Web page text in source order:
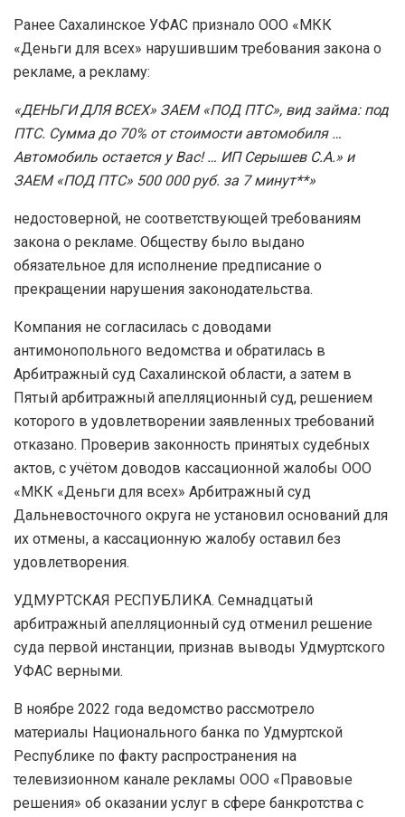
Ранее Сахалинское УФАС признало ООО «МКК
«Деньги для всех» нарушившим требования закона о
рекламе, а рекламу:
«ДЕНЬГИ ДЛЯ ВСЕХ» ЗАЕМ «ПОД ПТС», вид займа: под
ПТС. Сумма до 70% от стоимости автомобиля …
Автомобиль остается у Вас! … ИП Серышев С.А.» и
ЗАЕМ «ПОД ПТС» 500 000 руб. за 7 минут**»
недостоверной, не соответствующей требованиям
закона о рекламе. Обществу было выдано
обязательное для исполнение предписание о
прекращении нарушения законодательства.
Компания не согласилась с доводами
антимонопольного ведомства и обратилась в
Арбитражный суд Сахалинской области, а затем в
Пятый арбитражный апелляционный суд, решением
которого в удовлетворении заявленных требований
отказано. Проверив законность принятых судебных
актов, с учётом доводов кассационной жалобы ООО
«МКК «Деньги для всех» Арбитражный суд
Дальневосточного округа не установил оснований для
их отмены, а кассационную жалобу оставил без
удовлетворения.
УДМУРТСКАЯ РЕСПУБЛИКА. Семнадцатый
арбитражный апелляционный суд отменил решение
суда первой инстанции, признав выводы Удмуртского
УФАС верными.
В ноябре 2022 года ведомство рассмотрело
материалы Национального банка по Удмуртской
Республике по факту распространения на
телевизионном канале рекламы ООО «Правовые
решения» об оказании услуг в сфере банкротства с